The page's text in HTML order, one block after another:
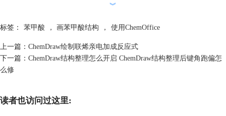
苯甲酸平面结构式
使用Chem 3D快速画苯甲酸立体模型的操作过程是：从View菜单中打开
Building工具条，然后选择“文本工具”并在Chem 3D绘制区域单击生成文
本输入框，接着在文本框中输入苯甲酸分子式C6H5COOH，最后按下
功的效果图如下所示，小编选择的球棍立体模型，绘制者可以很据需要选
择线性、比例等其他显示方式。
︾
标签： 苯甲酸 ， 画苯甲酸结构 ， 使用ChemOffice
上一篇： ChemDraw绘制联烯亲电加成反应式
下一篇： ChemDraw结构整理怎么开启 ChemDraw结构整理后键角跑偏怎
么修
读者也访问过这里: